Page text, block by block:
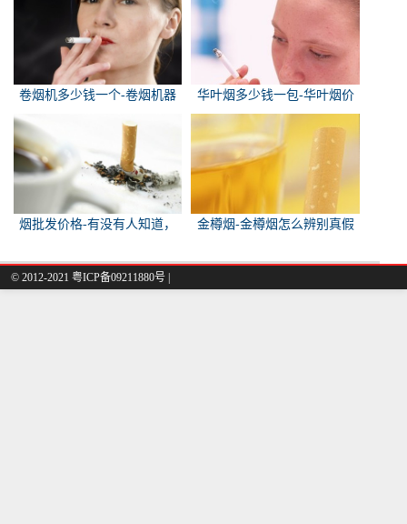
卷烟机多少钱一个-卷烟机器
华叶烟多少钱一包-华叶烟价
格多少钱一包
烟批发价格-有没有人知道，
金樽烟-金樽烟怎么辨别真假
© 2012-2021 粤ICP备09211880号 |